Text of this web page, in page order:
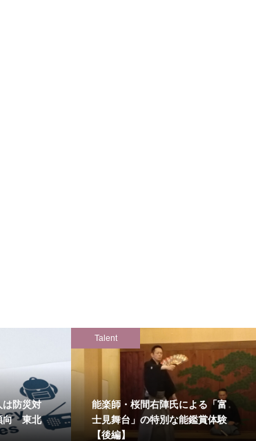
は防災対
向 東北
Talent
能楽師・桜間右陣氏による「富
士見舞台」の特別な能鑑賞体験
【後編】